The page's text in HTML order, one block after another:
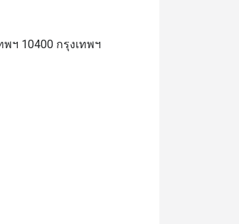
huge variety, but after50%
ฯ 10400 กรุงเทพฯ